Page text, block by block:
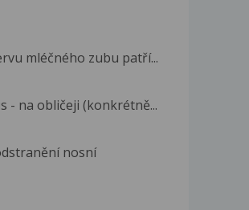
mléčného zubu patří...
- na obličeji (konkrétně...
nosní